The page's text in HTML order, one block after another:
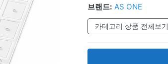
브랜드: AS ONE
카테고리 상품 전체보기